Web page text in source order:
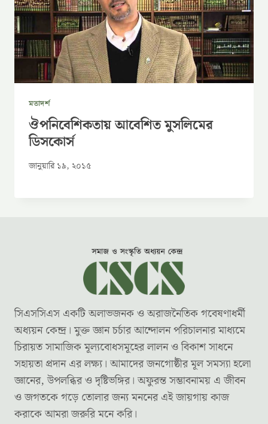
মতাদর্শ
ঔপনিবেশিকতায় আবেশিত মুসলিমের
ডিসকোর্স
জানুয়ারি ১৯, ২০১৫
সিএসসিএস একটি অলাভজনক ও অরাজনৈতিক গবেষণাধর্মী
অধ্যয়ন কেন্দ্র। মুক্ত জ্ঞান চর্চার আন্দোলন পরিচালনার মাধ্যমে
চিরায়ত সামাজিক মূল্যবোধসমূহের লালন ও বিকাশ সাধনে
সহায়তা প্রদান এর লক্ষ্য। আমাদের জনগোষ্ঠীর মূল সমস্যা হলো
জ্ঞানের, উপলব্ধির ও দৃষ্টিভঙ্গির। অফুরন্ত সম্ভাবনাময় এ জীবন
ও জগতকে গড়ে তোলার জন্য মননের এই জায়গায় কাজ
করাকে আমরা জরুরি মনে করি।